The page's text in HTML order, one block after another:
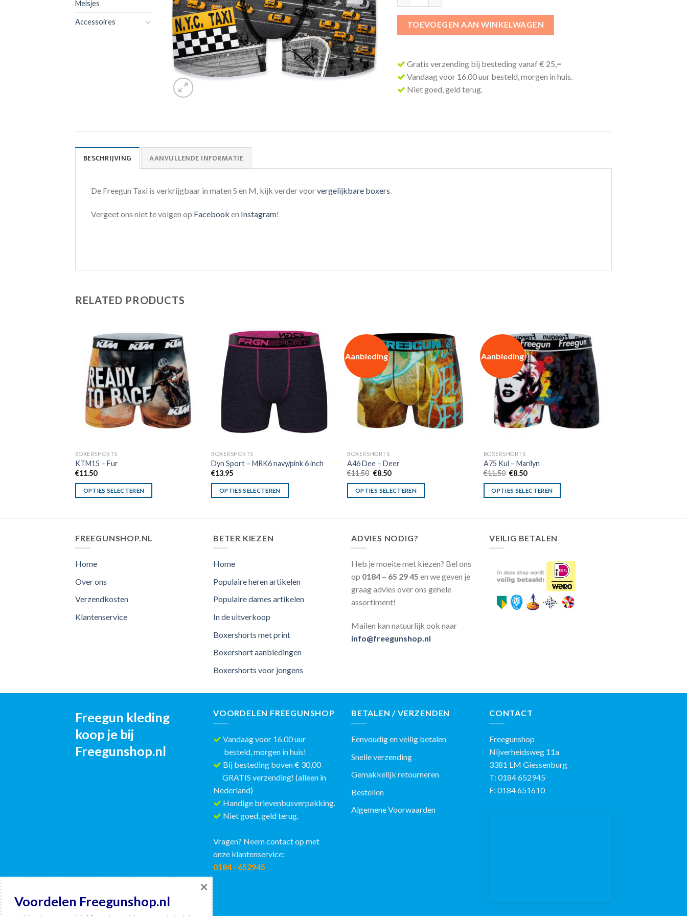
Meisjes
Accessoires TOEVOEGEN AAN WINKELWAGEN
Gratis verzending bij besteding vanaf € 25,=
Vandaag voor 16.00 uur besteld, morgen in huis.
Niet goed, geld terug.
BESCHRIJVING AANVULLENDE INFORMATIE
De Freegun Taxi is verkrijgbaar in maten S en M, kijk verder voorvergelijkbare boxers.
Vergeet ons niet te volgen op Facebook en Instagram!
RELATED PRODUCTS
BOXERSHORTS
KTM15 – Fur
€11.50
OPTIES SELECTEREN
BOXERSHORTS
Dyn Sport – MRK6 navy/pink 6 inch
€13.95
OPTIES SELECTEREN
Aanbieding
BOXERSHORTS
A46 Dee – Deer
€11.50 Oorspronkelijke
was:
€11.50.
€8.50Huidige
is:
€8.50.
OPTIES SELECTEREN
Aanbieding
BOXERSHORTS
A75 Kul – Marilyn
€11.50 Oorspronkelijke
was:
€11.50.
€8.50Huidige
is:
€8.50.
OPTIES SELECTEREN
FREEGUNSHOP.NL
Home
Over ons
Verzendkosten
Klantenservice
BETER KIEZEN
Home
Populaire heren artikelen
Populaire dames artikelen
In de uitverkoop
Boxershorts met print
Boxershort aanbiedingen
Boxershorts voor jongens
ADVIES NODIG?
Heb je moeite met kiezen? Bel ons
op 0184 – 65 29 45 en we geven je
graag advies over ons gehele
assortiment!
Mailen kan natuurlijk ook naar
info@freegunshop.nl
VEILIG BETALEN
Freegun kleding
koop je bij
Freegunshop.nl
VOORDELEN FREEGUNSHOP
Vandaag voor 16.00 uur
besteld, morgen in huis!
Bij besteding boven € 30,00
GRATIS verzending! (alleen in
Nederland)
Handige brievenbusverpakking.
Niet goed, geld terug.
Vragen? Neem contact op met
onze klantenservice:
0184 - 652945
BETALEN / VERZENDEN
Eenvoudig en veilig betalen
Snelle verzending
Gemakkelijk retourneren
Bestellen
Algemene Voorwaarden
CONTACT
Freegunshop
Nijverheidsweg 11a
3381 LM Giessenburg
T: 0184 652945
F: 0184 651610
Voordelen Freegunshop.nl
×